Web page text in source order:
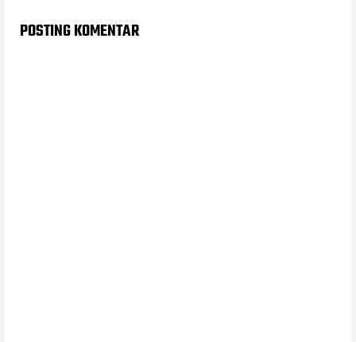
POSTING KOMENTAR